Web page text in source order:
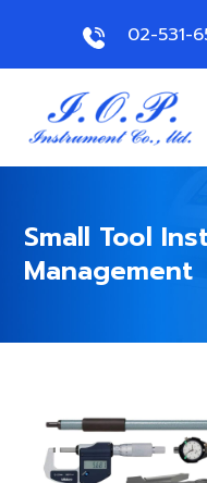
02-531-
Small Tool
Management